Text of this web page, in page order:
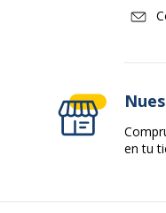
Código de barras
en tu